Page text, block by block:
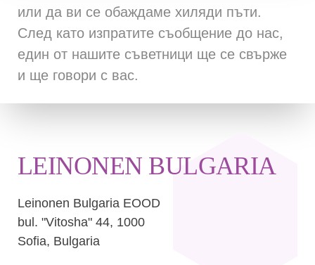
или да ви се обаждаме хиляди пъти.
След като изпратите съобщение до нас,
един от нашите съветници ще се свърже
и ще говори с вас.
LEINONEN BULGARIA
Leinonen Bulgaria EOOD
bul. "Vitosha" 44, 1000
Sofia, Bulgaria